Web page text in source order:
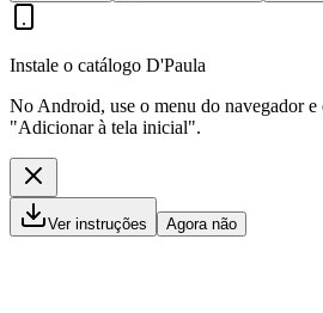
Instale o catálogo D'Paula
No Android, use o menu do navegador
"Adicionar à tela inicial".
Ver instruções Agora não